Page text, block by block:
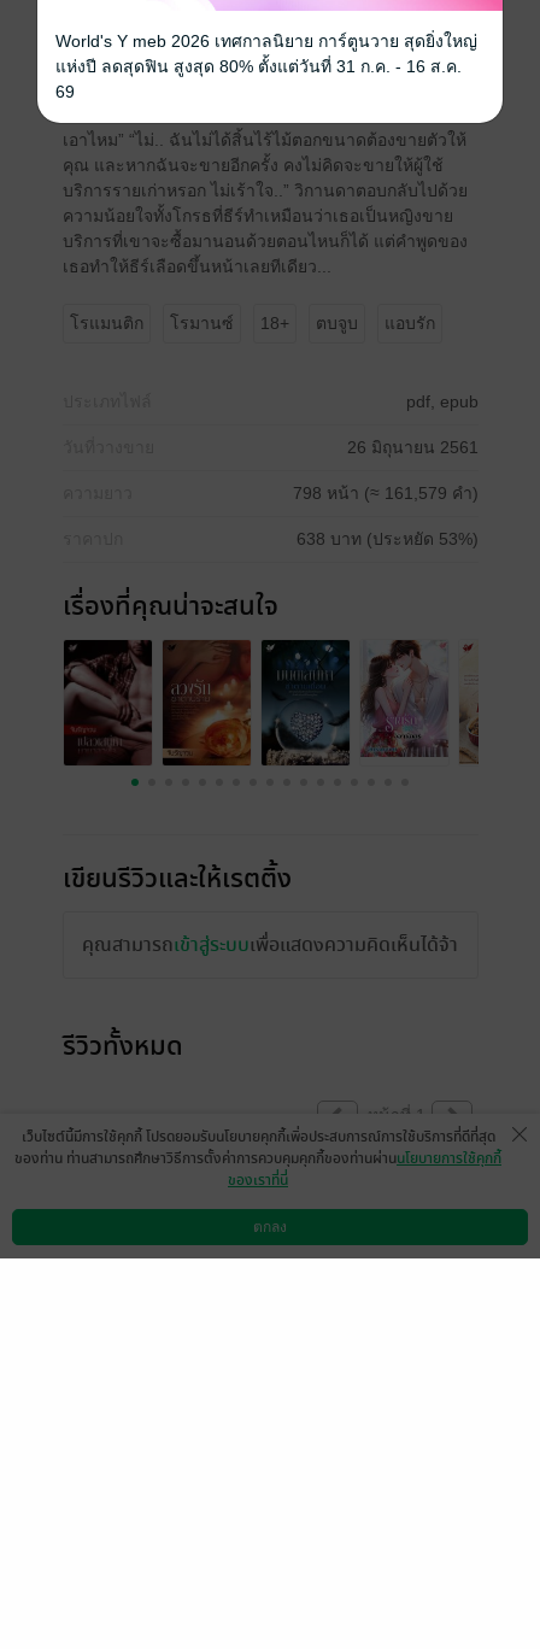
บังเอิญว่าเธอถูกใจฉัน และฉันยังไม่เบื่อ ผู้ชายหน้าไหนก็
ห้ามยุ่ง” “แต่เราจบกันแล้ว คุณให้เช็คฉันมานั่น
หมายความว่าการซื้อขายของเรามันสิ้นสุดจบลงแล้ว” วิ
กานดาตัดสินใจยกเรื่องนี้มาอ้างแม้จะรู้สึกอับอายไม่น้อย
เอาไหม” “ไม่.. ฉันไม่ได้สิ้นไร้ไม้ตอกขนาดต้องขายตัวให้
คุณ และหากฉันจะขายอีกครั้ง คงไม่คิดจะขายให้ผู้ใช้
บริการรายเก่าหรอก ไม่เร้าใจ..” วิกานดาตอบกลับไปด้วย
ความน้อยใจทั้งโกรธที่ธีร์ทำเหมือนว่าเธอเป็นหญิงขาย
บริการที่เขาจะซื้อมานอนด้วยตอนไหนก็ได้ แต่คำพูดของ
เธอทำให้ธีร์เลือดขึ้นหน้าเลยทีเดียว...
โรแมนติก โรมานซ์ 18+ ตบจูบ แอบรัก
pdf, epub
26 มิถุนายน 2561
798 หน้า (≈ 161,579 คำ)
638 บาท (ประหยัด 53%)
เรื่องที่คุณน่าจะสนใจ
เขียนรีวิวและให้เรตติ้ง
คุณสามารถเข้าสู่ระบบเพื่อแสดงความคิดเห็นได้จ้า
รีวิวทั้งหมด
หน้าที่ 1
MjAyMS0wMi0xOSAxNzoyNDox
Mg==
15 มิ.ย. 256411:54 น.
ดาวน์โหลดแอป วิธีการใช้งาน ติดต่อเรา
เว็บไซต์นี้มีการใช้คุกกี้ โปรดยอมรับนโยบายคุกกี้เพื่อประสบการณ์การใช้บริการที่ดีที่สุด
ของท่าน ท่านสามารถศึกษาวิธีการตั้งค่าการควบคุมคุกกี้ของท่านผ่านนโยบายการใช้คุกกี้
ของเราที่นี่
ตกลง
World's Y meb 2026 เทศกาลนิยาย การ์ตูนวาย สุดยิ่งใหญ่
แห่งปี ลดสุดฟิน สูงสุด 80% ตั้งแต่วันที่ 31 ก.ค. - 16 ส.ค.
69